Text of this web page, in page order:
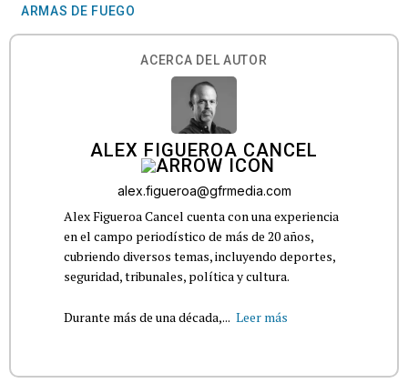
ARMAS DE FUEGO
ACERCA DEL AUTOR
ALEX FIGUEROA CANCEL
alex.figueroa@gfrmedia.com
Alex Figueroa Cancel cuenta con una experiencia
en el campo periodístico de más de 20 años,
cubriendo diversos temas, incluyendo deportes,
seguridad, tribunales, política y cultura.
Durante más de una década,... Leer más